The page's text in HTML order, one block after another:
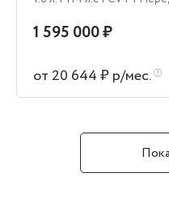
1 595 000 ₽
от 20 644 ₽ р/мес.